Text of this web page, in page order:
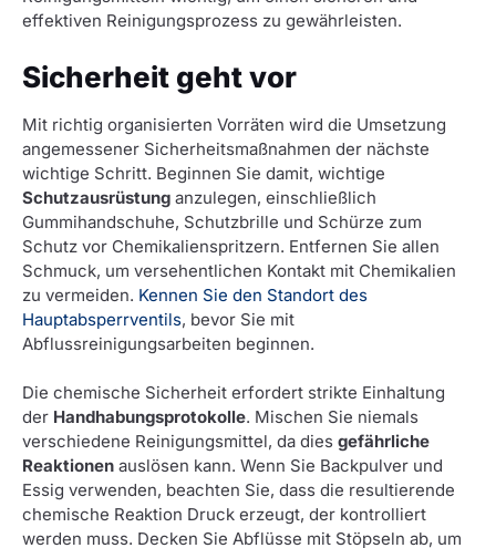
effektiven Reinigungsprozess zu gewährleisten.
Sicherheit geht vor
Mit richtig organisierten Vorräten wird die Umsetzung
angemessener Sicherheitsmaßnahmen der nächste
wichtige Schritt. Beginnen Sie damit, wichtige
Schutzausrüstung anzulegen, einschließlich
Gummihandschuhe, Schutzbrille und Schürze zum
Schutz vor Chemikalienspritzern. Entfernen Sie allen
Schmuck, um versehentlichen Kontakt mit Chemikalien
zu vermeiden. Kennen Sie den Standort des
Hauptabsperrventils, bevor Sie mit
Abflussreinigungsarbeiten beginnen.
Die chemische Sicherheit erfordert strikte Einhaltung
der Handhabungsprotokolle. Mischen Sie niemals
verschiedene Reinigungsmittel, da dies gefährliche
Reaktionen auslösen kann. Wenn Sie Backpulver und
Essig verwenden, beachten Sie, dass die resultierende
chemische Reaktion Druck erzeugt, der kontrolliert
werden muss. Decken Sie Abflüsse mit Stöpseln ab, um